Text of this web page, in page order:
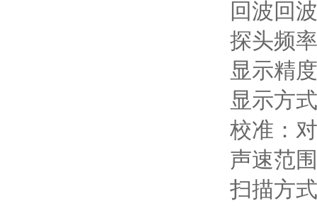
回波回
探头频
显示精
显示方
校准：
声速范
扫描方